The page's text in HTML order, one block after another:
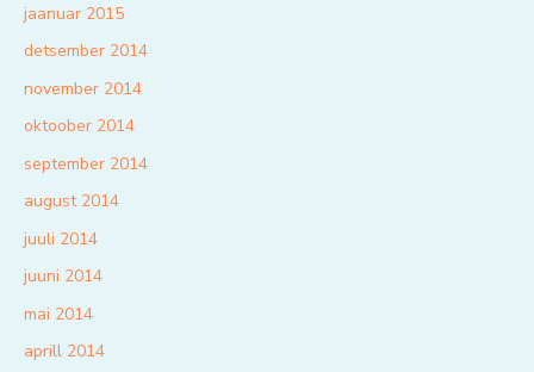
jaanuar 2015
detsember 2014
november 2014
oktoober 2014
september 2014
august 2014
juuli 2014
juuni 2014
mai 2014
aprill 2014